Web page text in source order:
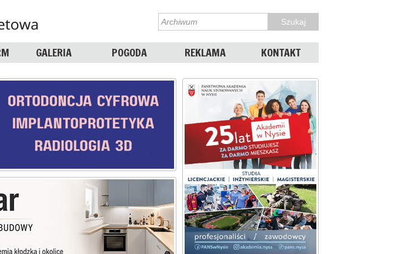
GALERIA POGODA REKLAMA KONTAKT